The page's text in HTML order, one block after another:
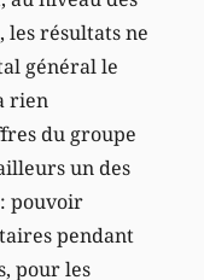
les résultats ne
général le
rien
du groupe
un des
pouvoir
pendant
pour les